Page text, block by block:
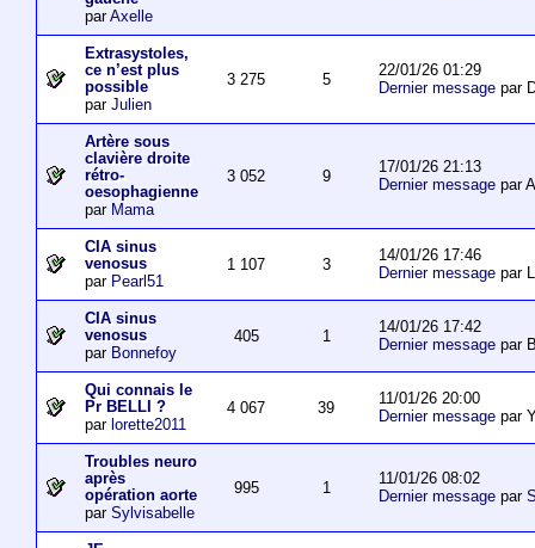
parAxelle
Extrasystoles,
ce n’est plus
possible
par Julien
3 275 5
22/01/26 01:29
Dernier messagepar
Artère sous
clavière droite
rétro-
oesophagienne
par Mama
3 052 9
17/01/26 21:13
Dernier messagepar
CIA sinus
venosus
par Pearl51
1 107 3
14/01/26 17:46
Dernier messagepar
CIA sinus
venosus
par Bonnefoy
405 1
14/01/26 17:42
Dernier messagepar
Qui connais le
Pr BELLI ?
par lorette2011
4 067 39
11/01/26 20:00
Dernier messagepar
Troubles neuro
après
opération aorte
par Sylvisabelle
995 1
11/01/26 08:02
Dernier messagepar